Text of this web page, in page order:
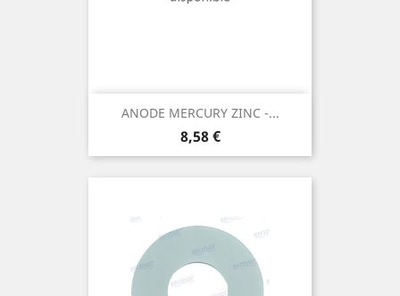
ANODE MERCURY ZINC -...
Prix
8,58 €